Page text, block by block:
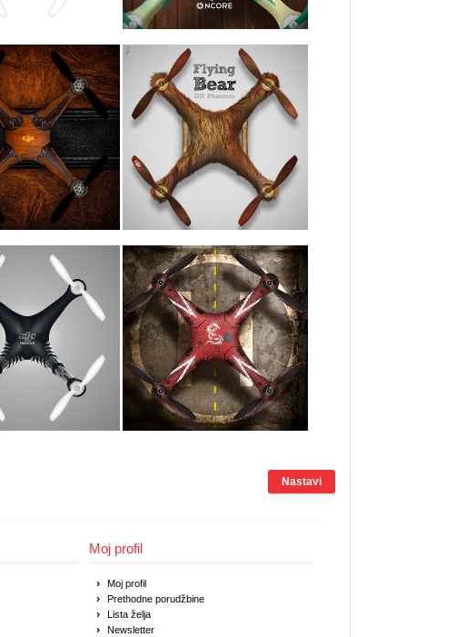
Nastavi
Moj profil
Moj profil
Prethodne porudžbine
Lista želja
Newsletter